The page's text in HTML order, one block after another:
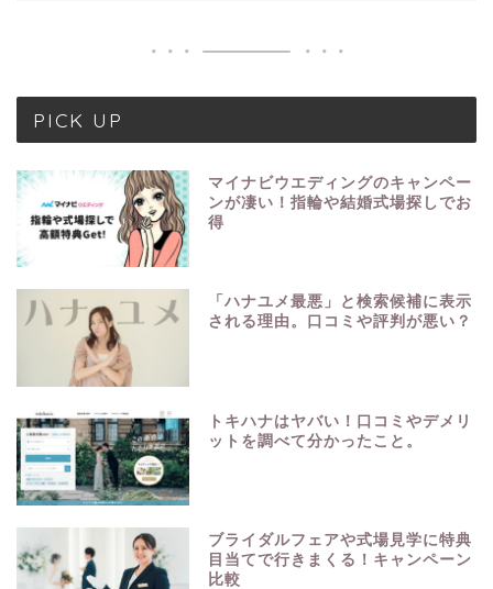
PICK UP
マイナビウエディングのキャンペー
ンが凄い！指輪や結婚式場探しでお
得
「ハナユメ最悪」と検索候補に表示
される理由。口コミや評判が悪い？
トキハナはヤバい！口コミやデメリ
ットを調べて分かったこと。
ブライダルフェアや式場見学に特典
目当てで行きまくる！キャンペーン
比較